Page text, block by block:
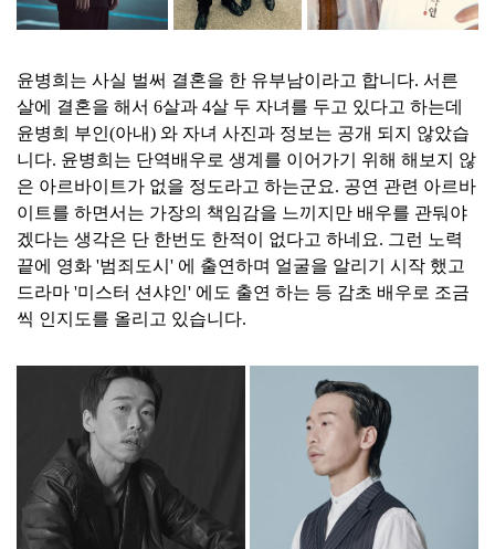
윤병희는 사실 벌써 결혼을 한 유부남이라고 합니다. 서른
살에 결혼을 해서 6살과 4살 두 자녀를 두고 있다고 하는데
윤병희 부인(아내) 와 자녀 사진과 정보는 공개 되지 않았습
니다. 윤병희는 단역배우로 생계를 이어가기 위해 해보지 않
은 아르바이트가 없을 정도라고 하는군요. 공연 관련 아르바
이트를 하면서는 가장의 책임감을 느끼지만 배우를 관둬야
겠다는 생각은 단 한번도 한적이 없다고 하네요. 그런 노력
끝에 영화 '범죄도시' 에 출연하며 얼굴을 알리기 시작 했고
드라마 '미스터 션샤인' 에도 출연 하는 등 감초 배우로 조금
씩 인지도를 올리고 있습니다.